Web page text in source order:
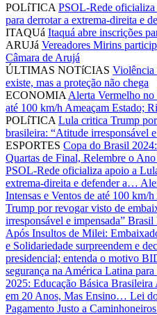
POLíTICA PSOL-Rede oficializa
para derrotar a extrema-direita e
ITAQUá Itaquá abre inscrições
ARUJá Vereadores Mirins
Câmara de Arujá
ÚLTIMAS NOTíCIAS Violência
existe, mas a proteção não chega
ECONOMIA Alerta Vermelho no
até 100 km/h Ameaçam Estado;
POLíTICA Lula critica Trump
brasileira: “Atitude irresponsável
ESPORTES Copa do Brasil
Quartas de Final, Relembre o
PSOL-Rede oficializa apoio a
extrema-direita e defender a…
Intensas e Ventos de até 100 km/
Trump por revogar visto de
irresponsável e impensada” Brasil
Após Insultos de Milei:
e Solidariedade surpreendem e
presidencial; entenda o motivo
segurança na América Latina
2025: Educação Básica
em 20 Anos, Mas Ensino… Lei
Pagamento Justo a